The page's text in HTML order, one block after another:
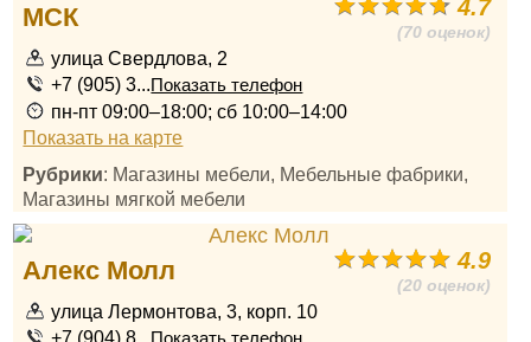
4.7
(70 оценок)
МСК
улица Свердлова, 2
+7 (905) 3...Показать телефон
пн-пт 09:00–18:00; сб 10:00–14:00
Показать на карте
Рубрики: Магазины мебели, Мебельные фабрики,
Магазины мягкой мебели
4.9
(20 оценок)
Алекс Молл
улица Лермонтова, 3, корп. 10
+7 (904) 8...